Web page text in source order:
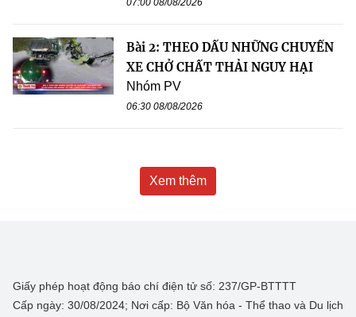
07:00 08/08/2026
Bài 2: THEO DẤU NHỮNG CHUYẾN
XE CHỞ CHẤT THẢI NGUY HẠI
Nhóm PV
06:30 08/08/2026
Xem thêm
Giấy phép hoạt động báo chí điện tử số: 237/GP-BTTTT
Cấp ngày: 30/08/2024; Nơi cấp: Bộ Văn hóa - Thể thao và Du lịch